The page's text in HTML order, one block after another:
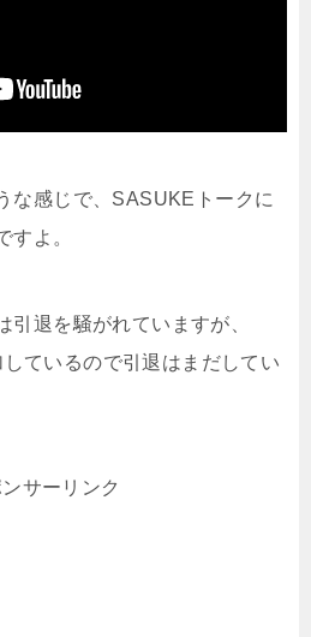
な感じで、SASUKEトークに
すよ。
引退を騒がれていますが、
ているので引退はまだしてい
サーリンク